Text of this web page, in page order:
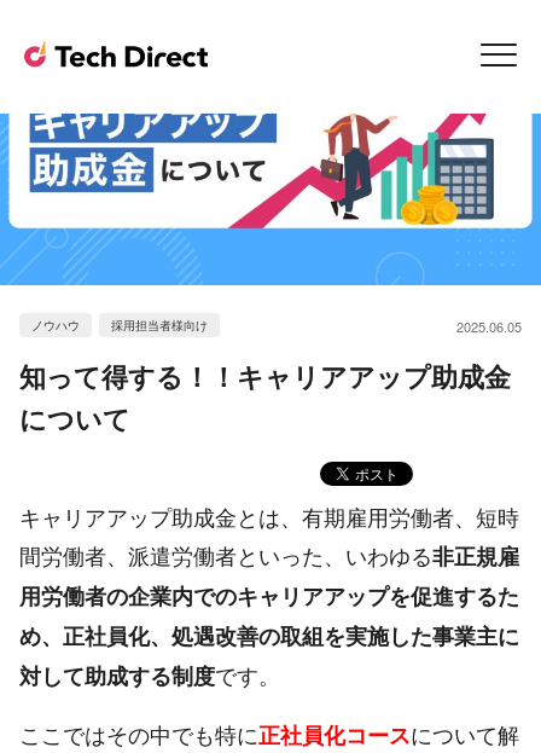
ノウハウ 採用担当者様向け 2025.06.05
知って得する！！キャリアアップ助成金
について
キャリアアップ助成金とは、有期雇用労働者、短時
間労働者、派遣労働者といった、いわゆる非正規雇
用労働者の企業内でのキャリアアップを促進するた
め、正社員化、処遇改善の取組を実施した事業主に
対して助成する制度です。
ここではその中でも特に正社員化コースについて解